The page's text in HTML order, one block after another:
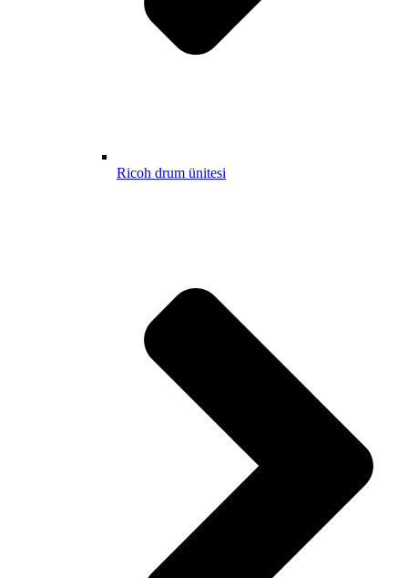
Ricoh drum ünitesi